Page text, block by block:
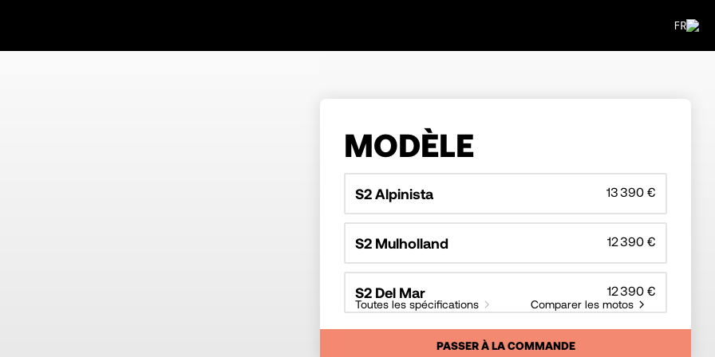
FR
MODÈLE
S2 Alpinista 13 390 €
S2 Mulholland 12 390 €
S2 Del Mar 12 390 €
Toutes les spécifications Comparer les motos
PASSER À LA COMMANDE